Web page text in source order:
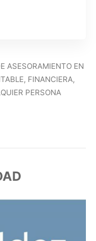
ASESORAMIENTO EN
FINANCIERA,
PERSONA